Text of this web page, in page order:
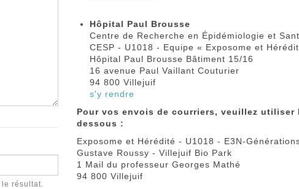
résultat.
Hôpital Paul Brousse
Centre de Recherche en Épidémiologie et
CESP - U1018 - Equipe « Exposome et
Hôpital Paul Brousse Bâtiment 15/16
16 avenue Paul Vaillant Couturier
94 800 Villejuif
s'y rendre
Pour vos envois de courriers, veuillez utiliser
dessous :
Exposome et Hérédité - U1018 - E3N-
Gustave Roussy - Villejuif Bio Park
1 Mail du professeur Georges Mathé
94 800 Villejuif